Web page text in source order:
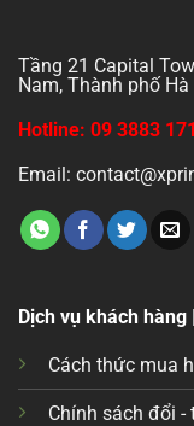
Tầng 21 Capital
Nam, Thành phố
Hotline: 09 3883
Email:
Dịch vụ khách hàng |
Cách thức mua
Chính sách đổi -